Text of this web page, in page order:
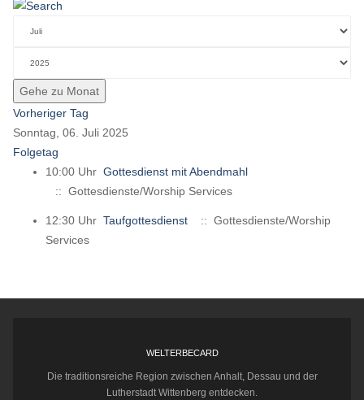
Gehe zu Monat
Vorheriger Tag
Sonntag, 06. Juli 2025
Folgetag
10:00 Uhr Gottesdienst mit Abendmahl
:: Gottesdienste/Worship Services
12:30 Uhr Taufgottesdienst
:: Gottesdienste/Worship
Services
WELTERBECARD
Die traditionsreiche Region zwischen Anhalt, Dessau und der
Lutherstadt Wittenberg entdecken.